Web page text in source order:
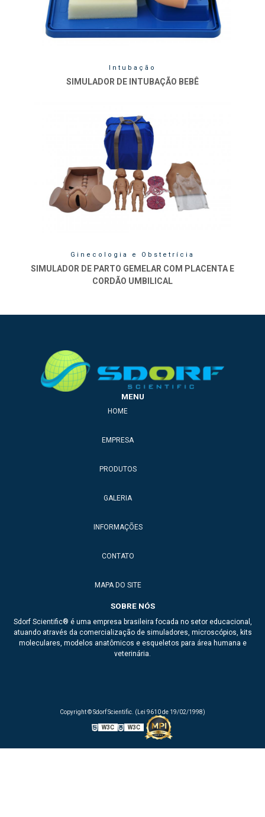
Intubação
SIMULADOR DE INTUBAÇÃO BEBÊ
Ginecologia e Obstetrícia
SIMULADOR DE PARTO GEMELAR COM PLACENTA E
CORDÃO UMBILICAL
MENU
HOME
EMPRESA
PRODUTOS
GALERIA
INFORMAÇÕES
CONTATO
MAPA DO SITE
SOBRE NÓS
Sdorf Scientific® é uma empresa brasileira focada no setor educacional,
atuando através da comercialização de simuladores, microscópios, kits
moleculares, modelos anatômicos e esqueletos para área humana e
veterinária.
Copyright © Sdorf Scientific. (Lei 9610 de 19/02/1998)
W3C W3C